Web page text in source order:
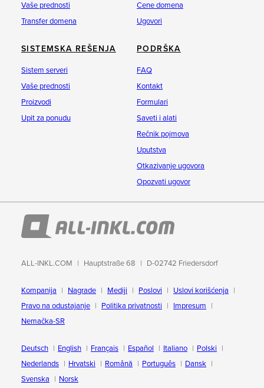
Vaše prednosti
Transfer domena
Cene domena
Ugovori
SISTEMSKA REŠENJA
Sistem serveri
Vaše prednosti
Proizvodi
Upit za ponudu
PODRŠKA
FAQ
Kontakt
Formulari
Saveti i alati
Rečnik pojmova
Uputstva
Otkazivanje ugovora
Opozvati ugovor
ALL-INKL.COM Hauptstraße 68 D-02742 Friedersdorf
Kompanija Nagrade Mediji Poslovi
Uslovi korišćenja
Pravo na odustajanje
Politika privatnosti
Impresum
Nemačka-SR
Deutsch English Français Español Italiano
Polski
Nederlands
Hrvatski Română Português
Dansk
Svenska
Norsk